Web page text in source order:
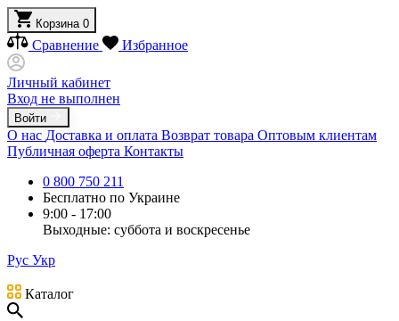
Корзина 0
Сравнение Избранное
Личный кабинет
Вход не выполнен
Войти
О нас Доставка и оплата Возврат товара Оптовым клиентам
Публичная оферта Контакты
0 800 750 211
Бесплатно по Украине
9:00 - 17:00
Выходные: суббота и воскресенье
Рус Укр
Каталог